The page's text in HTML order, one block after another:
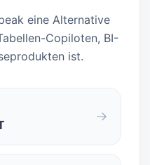
eine Alternative
Copiloten, BI-
ist.